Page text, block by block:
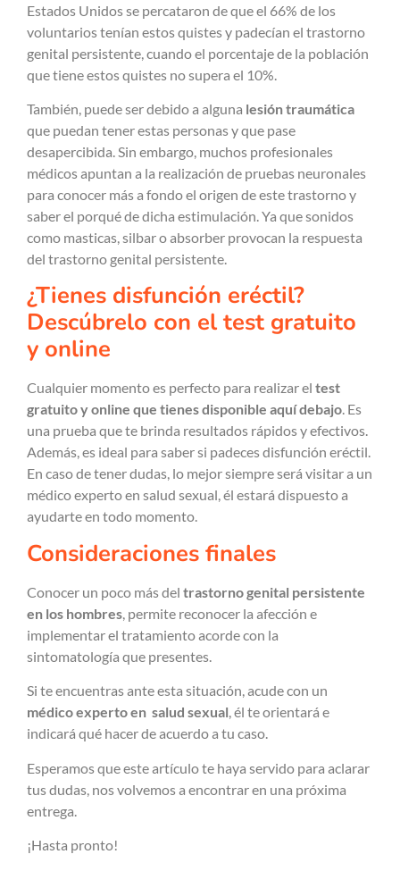
Estados Unidos se percataron de que el 66% de los
voluntarios tenían estos quistes y padecían el trastorno
genital persistente, cuando el porcentaje de la población
que tiene estos quistes no supera el 10%.
También, puede ser debido a alguna lesión traumática
que puedan tener estas personas y que pase
desapercibida. Sin embargo, muchos profesionales
médicos apuntan a la realización de pruebas neuronales
para conocer más a fondo el origen de este trastorno y
saber el porqué de dicha estimulación. Ya que sonidos
como masticas, silbar o absorber provocan la respuesta
del trastorno genital persistente.
¿Tienes disfunción eréctil?
Descúbrelo con el test gratuito
y online
Cualquier momento es perfecto para realizar el test
gratuito y online que tienes disponible aquí debajo. Es
una prueba que te brinda resultados rápidos y efectivos.
Además, es ideal para saber si padeces disfunción eréctil.
En caso de tener dudas, lo mejor siempre será visitar a un
médico experto en salud sexual, él estará dispuesto a
ayudarte en todo momento.
Consideraciones finales
Conocer un poco más del trastorno genital persistente
en los hombres , permite reconocer la afección e
implementar el tratamiento acorde con la
sintomatología que presentes.
Si te encuentras ante esta situación, acude con un
médico experto en salud sexual, él te orientará e
indicará qué hacer de acuerdo a tu caso.
Esperamos que este artículo te haya servido para aclarar
tus dudas, nos volvemos a encontrar en una próxima
entrega.
¡Hasta pronto!